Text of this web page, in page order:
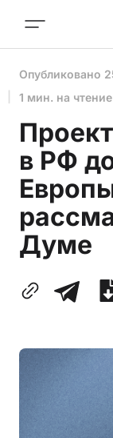
Опубликовано
1 мин. на чтение
в РФ
Думе